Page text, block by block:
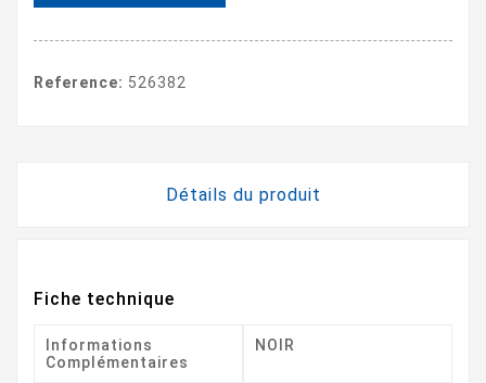
Reference: 526382
Détails du produit
Fiche technique
Informations
Complémentaires
NOIR